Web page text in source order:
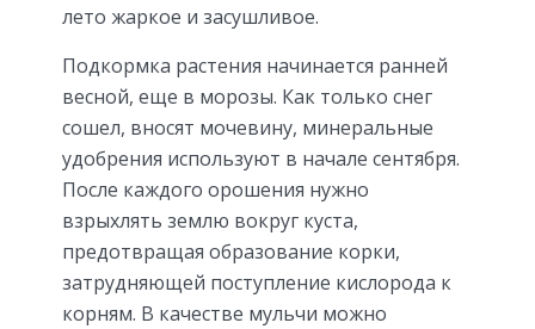
лето жаркое и засушливое.
Подкормка растения начинается ранней
весной, еще в морозы. Как только снег
сошел, вносят мочевину, минеральные
удобрения используют в начале сентября.
После каждого орошения нужно
взрыхлять землю вокруг куста,
предотвращая образование корки,
затрудняющей поступление кислорода к
корням. В качестве мульчи можно